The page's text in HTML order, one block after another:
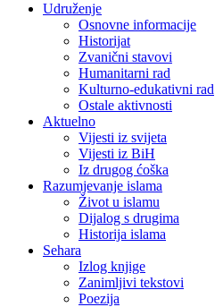
Udruženje
Osnovne informacije
Historijat
Zvanični stavovi
Humanitarni rad
Kulturno-edukativni rad
Ostale aktivnosti
Aktuelno
Vijesti iz svijeta
Vijesti iz BiH
Iz drugog ćoška
Razumjevanje islama
Život u islamu
Dijalog s drugima
Historija islama
Sehara
Izlog knjige
Zanimljivi tekstovi
Poezija